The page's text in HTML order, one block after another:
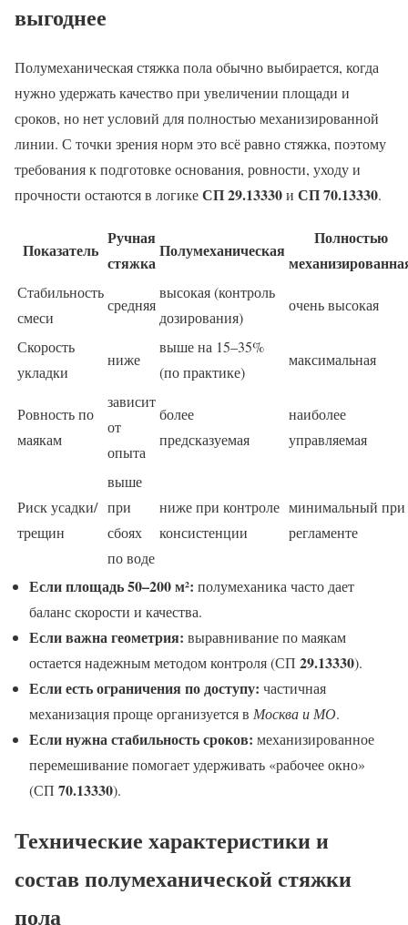
выгоднее
Полумеханическая стяжка пола обычно выбирается, когда
нужно удержать качество при увеличении площади и
сроков, но нет условий для полностью механизированной
линии. С точки зрения норм это всё равно стяжка, поэтому
требования к подготовке основания, ровности, уходу и
прочности остаются в логикеСП 29.13330и СП 70.13330.
Показатель
Ручная
стяжка
Полумеханическая
Полностью
Стабильность
смеси
средняя
высокая (контроль
дозирования)
очень высокая
Скорость
укладки
ниже
выше на 15–35%
(по практике)
максимальная
Ровность по
маякам
зависит
от
опыта
более
предсказуемая
наиболее
управляемая
Риск усадки/
трещин
выше
при
сбоях
по воде
ниже при контроле
консистенции
минимальный при
регламенте
Если площадь 50–200 м²: полумеханика часто дает
баланс скорости и качества.
Если важна геометрия: выравнивание по маякам
остается надежным методом контроля (СП 29.13330).
Если есть ограничения по доступу: частичная
механизация проще организуется в Москва и МО.
Если нужна стабильность сроков: механизированное
перемешивание помогает удерживать «рабочее окно»
(СП 70.13330).
Технические характеристики и
состав полумеханической стяжки
пола